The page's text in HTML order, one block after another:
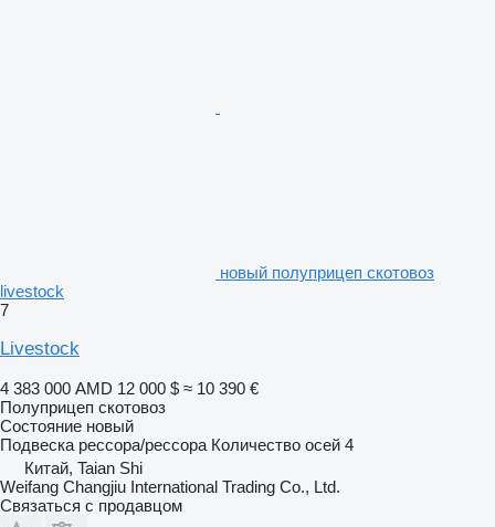
новый полуприцеп скотовоз
livestock
7
Livestock
4 383 000 AMD 12 000 $ ≈ 10 390 €
Полуприцеп скотовоз
Состояние новый
Подвеска рессора/рессора Количество осей 4
Китай, Taian Shi
Weifang Changjiu International Trading Co., Ltd.
Связаться с продавцом